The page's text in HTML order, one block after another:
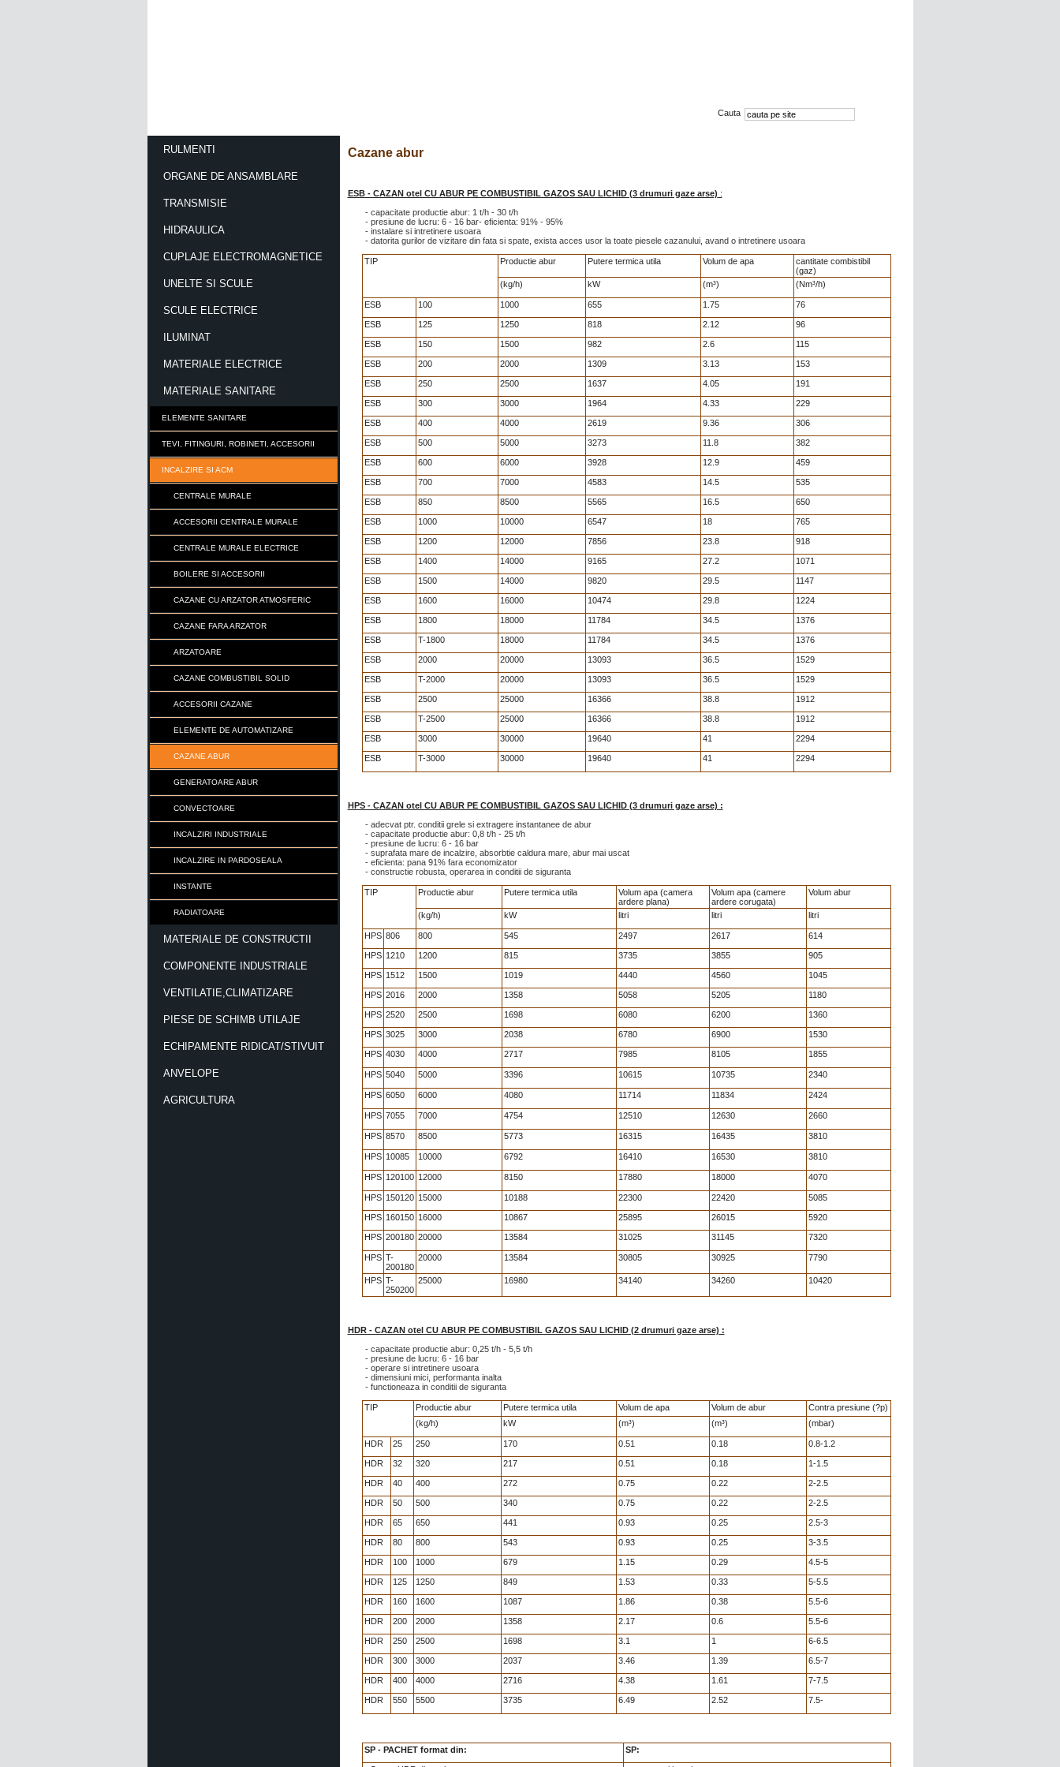
Cauta
RULMENTI
ORGANE DE ANSAMBLARE
TRANSMISIE
HIDRAULICA
CUPLAJE ELECTROMAGNETICE
UNELTE SI SCULE
SCULE ELECTRICE
ILUMINAT
MATERIALE ELECTRICE
MATERIALE SANITARE
ELEMENTE SANITARE
TEVI, FITINGURI, ROBINETI, ACCESORII
INCALZIRE SI ACM
CENTRALE MURALE
ACCESORII CENTRALE MURALE
CENTRALE MURALE ELECTRICE
BOILERE SI ACCESORII
CAZANE CU ARZATOR ATMOSFERIC
CAZANE FARA ARZATOR
ARZATOARE
CAZANE COMBUSTIBIL SOLID
ACCESORII CAZANE
ELEMENTE DE AUTOMATIZARE
CAZANE ABUR
GENERATOARE ABUR
CONVECTOARE
INCALZIRI INDUSTRIALE
INCALZIRE IN PARDOSEALA
INSTANTE
RADIATOARE
MATERIALE DE CONSTRUCTII
COMPONENTE INDUSTRIALE
VENTILATIE,CLIMATIZARE
PIESE DE SCHIMB UTILAJE
ECHIPAMENTE RIDICAT/STIVUIT
ANVELOPE
AGRICULTURA
Cazane abur
ESB - CAZAN otel CU ABUR PE COMBUSTIBIL GAZOS SAU LICHID (3 drumuri gaze arse) :
- capacitate productie abur: 1 t/h - 30 t/h
- presiune de lucru: 6 - 16 bar- eficienta: 91% - 95%
- instalare si intretinere usoara
- datorita gurilor de vizitare din fata si spate, exista acces usor la toate piesele cazanului, avand o intretinere usoara
TIP Productie abur Putere termica utila Volum de apa
cantitate combistibil
(gaz)
(kg/h)
kW (m³) (Nm³/h)
ESB 100 1000 655 1.75 76
ESB 125 1250 818 2.12 96
ESB 150 1500 982 2.6 115
ESB 200 2000 1309 3.13 153
ESB 250 2500 1637 4.05 191
ESB 300 3000 1964 4.33 229
ESB 400 4000 2619 9.36 306
ESB 500 5000 3273 11.8 382
ESB 600 6000 3928 12.9 459
ESB 700 7000 4583 14.5 535
ESB 850 8500 5565 16.5 650
ESB 1000 10000 6547 18 765
ESB 1200 12000 7856 23.8 918
ESB 1400 14000 9165 27.2 1071
ESB 1500 14000 9820 29.5 1147
ESB 1600 16000 10474 29.8 1224
ESB 1800 18000 11784 34.5 1376
ESB T-1800 18000 11784 34.5 1376
ESB 2000 20000 13093 36.5 1529
ESB T-2000 20000 13093 36.5 1529
ESB 2500 25000 16366 38.8 1912
ESB T-2500 25000 16366 38.8 1912
ESB 3000 30000 19640 41 2294
ESB T-3000 30000 19640 41 2294
HPS - CAZAN otel CU ABUR PE COMBUSTIBIL GAZOS SAU LICHID (3 drumuri gaze arse) :
- adecvat ptr. conditii grele si extragere instantanee de abur
- capacitate productie abur: 0,8 t/h - 25 t/h
- presiune de lucru: 6 - 16 bar
- suprafata mare de incalzire, absorbtie caldura mare, abur mai uscat
- eficienta: pana 91% fara economizator
- constructie robusta, operarea in conditii de siguranta
TIP Productie abur Putere termica utila
Volum apa (camera
ardere plana)
Volum apa (camere
ardere corugata)
Volum abur
(kg/h) kW litri litri litri
HPS 806 800 545 2497 2617 614
HPS 1210 1200 815 3735 3855 905
HPS 1512 1500 1019 4440 4560 1045
HPS 2016 2000 1358 5058 5205 1180
HPS 2520 2500 1698 6080 6200 1360
HPS 3025 3000 2038 6780 6900 1530
HPS 4030 4000 2717 7985 8105 1855
HPS 5040 5000 3396 10615 10735 2340
HPS 6050 6000 4080 11714 11834 2424
HPS 7055 7000 4754 12510 12630 2660
HPS 8570 8500 5773 16315 16435 3810
HPS 10085 10000 6792 16410 16530 3810
HPS 120100 12000 8150 17880 18000 4070
HPS 150120 15000 10188 22300 22420 5085
HPS 160150 16000 10867 25895 26015 5920
HPS 200180 20000 13584 31025 31145 7320
HPS T-
200180
20000 13584 30805 30925 7790
HPS T-
250200
25000 16980 34140 34260 10420
HDR - CAZAN otel CU ABUR PE COMBUSTIBIL GAZOS SAU LICHID (2 drumuri gaze arse) :
- capacitate productie abur: 0,25 t/h - 5,5 t/h
- presiune de lucru: 6 - 16 bar
- operare si intretinere usoara
- dimensiuni mici, performanta inalta
- functioneaza in conditii de siguranta
TIP Productie abur Putere termica utila Volum de apa Volum de abur
Contra presiune (?p)
(kg/h)
kW (m³) (m³) (mbar)
HDR 25 250 170 0.51 0.18 0.8-1.2
HDR 32 320 217 0.51 0.18 1-1.5
HDR 40 400 272 0.75 0.22 2-2.5
HDR 50 500 340 0.75 0.22 2-2.5
HDR 65 650 441 0.93 0.25 2.5-3
HDR 80 800 543 0.93 0.25 3-3.5
HDR 100 1000 679 1.15 0.29 4.5-5
HDR 125 1250 849 1.53 0.33 5-5.5
HDR 160 1600 1087 1.86 0.38 5.5-6
HDR 200 2000 1358 2.17 0.6 5.5-6
HDR 250 2500 1698 3.1 1 6-6.5
HDR 300 3000 2037 3.46 1.39 6.5-7
HDR 400 4000 2716 4.38 1.61 7-7.5
HDR 550 5500 3735 6.49 2.52 7.5-
SP - PACHET format din: SP: